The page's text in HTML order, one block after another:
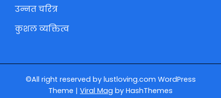
उन्नत चरित्र
कुशल व्यक्तित्व
©All right reserved by lustloving.com WordPress
Theme | Viral Mag by HashThemes